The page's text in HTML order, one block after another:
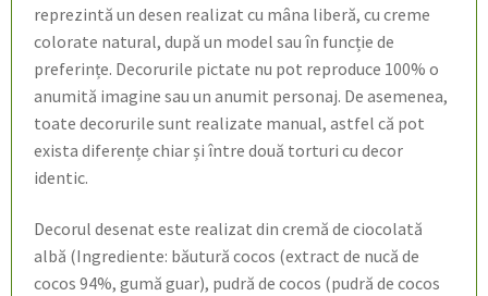
reprezintă un desen realizat cu mâna liberă, cu creme
colorate natural, după un model sau în funcție de
preferințe. Decorurile pictate nu pot reproduce 100% o
anumită imagine sau un anumit personaj. De asemenea,
toate decorurile sunt realizate manual, astfel că pot
exista diferențe chiar și între două torturi cu decor
identic.
Decorul desenat este realizat din cremă de ciocolată
albă (Ingrediente: băutură cocos (extract de nucă de
cocos 94%, gumă guar), pudră de cocos (pudră de cocos